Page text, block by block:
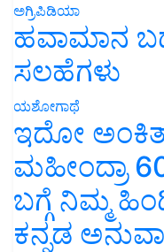
ಅಗ್ರಿಪಿಡಿಯಾ
ಹವಾಮಾನ
ಸಲಹೆಗಳು
ಯಶೋಗಾಥೆ
ಇದೋ ಅಂಕಿತ್
ಮಹೀಂದ್ರಾ
ಬಗ್ಗೆ ನಿಮ್ಮ
ಕನ್ನಡ